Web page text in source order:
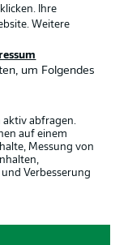
Ihre
Weitere
um Folgendes
aktiv abfragen.
auf einem
Messung von
Verbesserung